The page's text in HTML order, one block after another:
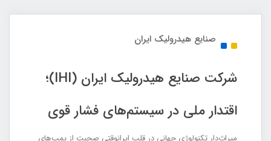
صنایع هیدرولیک ایران
شرکت صنایع هیدرولیک ایران (IHI)؛
اقتدار ملی در سیستم‌های فشار قوی
میراث‌دار تکنولوژی جهانی در قلب ایرانوقتی صحبت از پمپ‌های